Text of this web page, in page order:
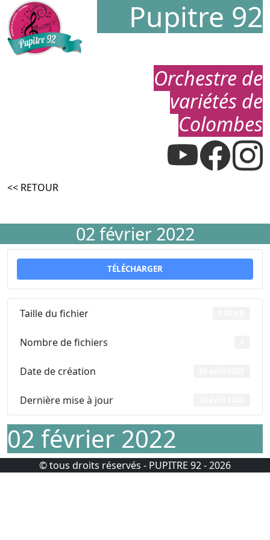
Pupitre 92
Orchestre de
variétés de
Colombes
<< RETOUR
02 février 2022
TÉLÉCHARGER
Taille du fichier
Nombre de fichiers
Date de création
Dernière mise à jour
02 février 2022
© tous droits réservés - PUPITRE 92 - 2026